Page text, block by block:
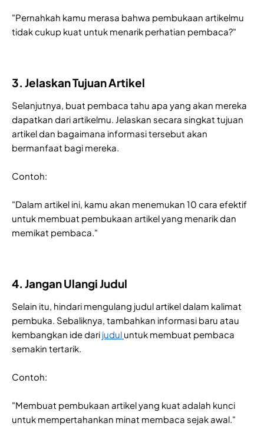
"Pernahkah kamu merasa bahwa pembukaan artikelmu
tidak cukup kuat untuk menarik perhatian pembaca?"
3. Jelaskan Tujuan Artikel
Selanjutnya, buat pembaca tahu apa yang akan mereka
dapatkan dari artikelmu. Jelaskan secara singkat tujuan
artikel dan bagaimana informasi tersebut akan
bermanfaat bagi mereka.
Contoh:
"Dalam artikel ini, kamu akan menemukan 10 cara efektif
untuk membuat pembukaan artikel yang menarik dan
memikat pembaca."
4. Jangan Ulangi Judul
Selain itu, hindari mengulang judul artikel dalam kalimat
pembuka. Sebaliknya, tambahkan informasi baru atau
kembangkan ide dari judul untuk membuat pembaca
semakin tertarik.
Contoh:
"Membuat pembukaan artikel yang kuat adalah kunci
untuk mempertahankan minat membaca sejak awal."